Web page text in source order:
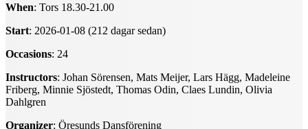
When: Tors 18.30-21.00
Start: 2026-01-08 (212 dagar sedan)
Occasions: 24
Instructors: Johan Sörensen, Mats Meijer, Lars Hägg, Madeleine
Friberg, Minnie Sjöstedt, Thomas Odin, Claes Lundin, Olivia
Dahlgren
Organizer: Öresunds Dansförening